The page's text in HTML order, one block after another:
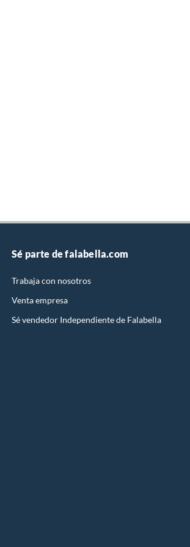
Sé parte de falabella.com
Trabaja con nosotros
Venta empresa
Sé vendedor Independiente de Falabella